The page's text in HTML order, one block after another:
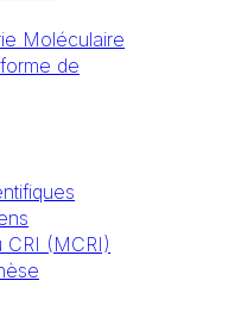
Moléculaire
de
CRI (MCRI)